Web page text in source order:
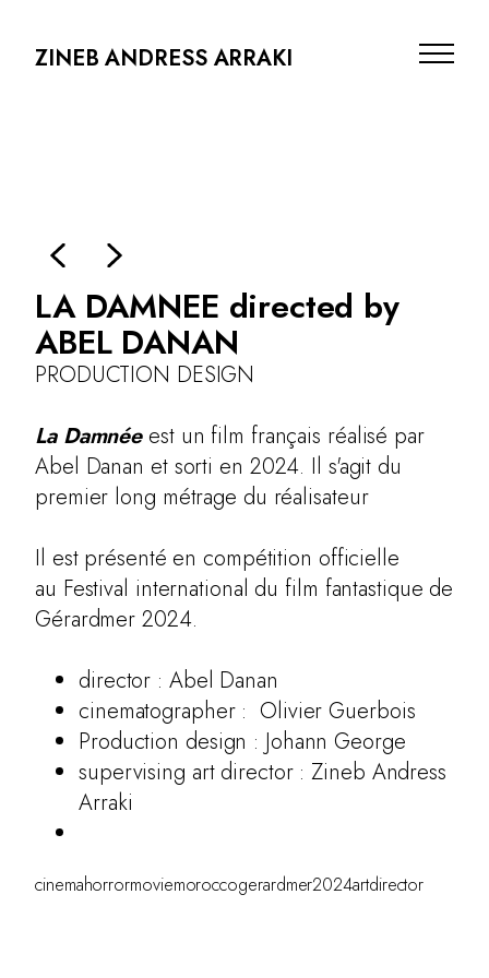
ZINEB ANDRESS ARRAKI
ARCHITECTURE
SCENOGRAPHY
ABOUT
PRESS
CONTACT
AdLibitum
LA DAMNEE directed by
ABEL DANAN
PRODUCTION DESIGN
La Damnéeest un film français réalisé par
Abel Danan et sorti en 2024. Il s'agit du
premier long métrage du réalisateur
Il est présenté en compétition officielle
au Festival international du film fantastique de
Gérardmer 2024.
director : Abel Danan
cinematographer : Olivier Guerbois
Production design : Johann George
supervising art director : Zineb Andress
Arraki
cinemahorrormoviemoroccogerardmer2024artdirector